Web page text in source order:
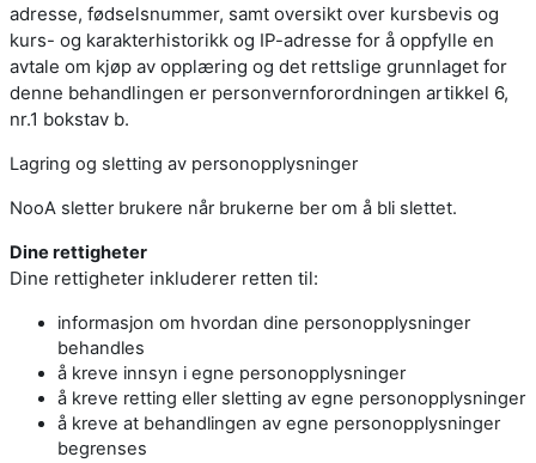
adresse, fødselsnummer, samt oversikt over kursbevis og
kurs- og karakterhistorikk og IP-adresse for å oppfylle en
avtale om kjøp av opplæring og det rettslige grunnlaget for
denne behandlingen er personvernforordningen artikkel 6,
nr.1 bokstav b.
Lagring og sletting av personopplysninger
NooA sletter brukere når brukerne ber om å bli slettet.
Dine rettigheter
Dine rettigheter inkluderer retten til:
informasjon om hvordan dine personopplysninger
behandles
å kreve innsyn i egne personopplysninger
å kreve retting eller sletting av egne personopplysninger
å kreve at behandlingen av egne personopplysninger
begrenses